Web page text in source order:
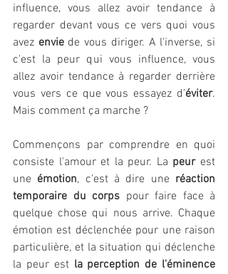
influence, vous allez avoir tendance à
regarder devant vous ce vers quoi vous
avez envie de vous diriger. A l'inverse, si
c'est la peur qui vous influence, vous
allez avoir tendance à regarder derrière
vous vers ce que vous essayez d’éviter.
Mais comment ça marche ?
Commençons par comprendre en quoi
consiste l'amour et la peur. La peur est
une émotion, c'est à dire une réaction
temporaire du corps pour faire face à
quelque chose qui nous arrive. Chaque
émotion est déclenchée pour une raison
particulière, et la situation qui déclenche
la peur est la perception de l'éminence